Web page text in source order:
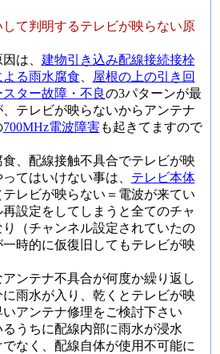
て判明するテレビが映らない原
は、 建物引き込み配線接続接栓
る雨水腐食
屋根の上の引き回
スター故障・不良の3パターンが最
テレビが映らないからアンテナ
700MHz電波障害も起きてますので
、配線接触不具合でテレビが映
てはいけない事は、 テレビ本体
テレビが映らない＝電波が来てい
設定をしてしまうと全てのチャ
（チャンネル設定されていたの
時的に仮復旧してもテレビが映
ンテナ不具合が何度か繰り返し
雨水が入り、乾くとテレビが映
アンテナ修理をご検討下さい
るうちに配線内部に雨水が浸水
なく、配線自体が使用不可能に